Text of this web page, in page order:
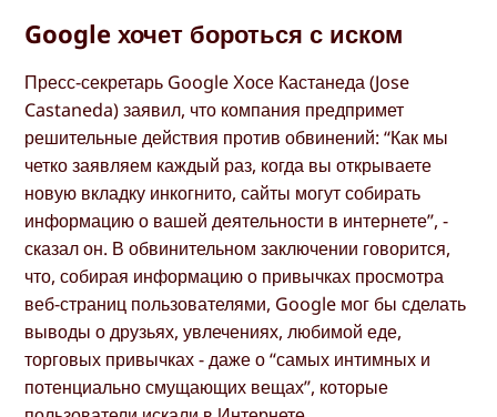
Google хочет бороться с иском
Пресс-секретарь Google Хосе Кастанеда (Jose
Castaneda) заявил, что компания предпримет
решительные действия против обвинений: “Как мы
четко заявляем каждый раз, когда вы открываете
новую вкладку инкогнито, сайты могут собирать
информацию о вашей деятельности в интернете”, -
сказал он. В обвинительном заключении говорится,
что, собирая информацию о привычках просмотра
веб-страниц пользователями, Google мог бы сделать
выводы о друзьях, увлечениях, любимой еде,
торговых привычках - даже о “самых интимных и
потенциально смущающих вещах”, которые